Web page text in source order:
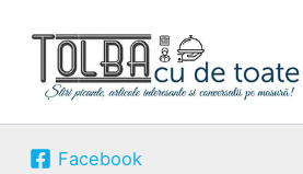
content
Facebook